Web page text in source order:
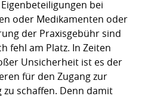
bei
oder Medikamenten oder
der Praxisgebühr sind
fehl am Platz. In Zeiten
Unsicherheit ist es der
für den Zugang zur
schaffen. Denn damit